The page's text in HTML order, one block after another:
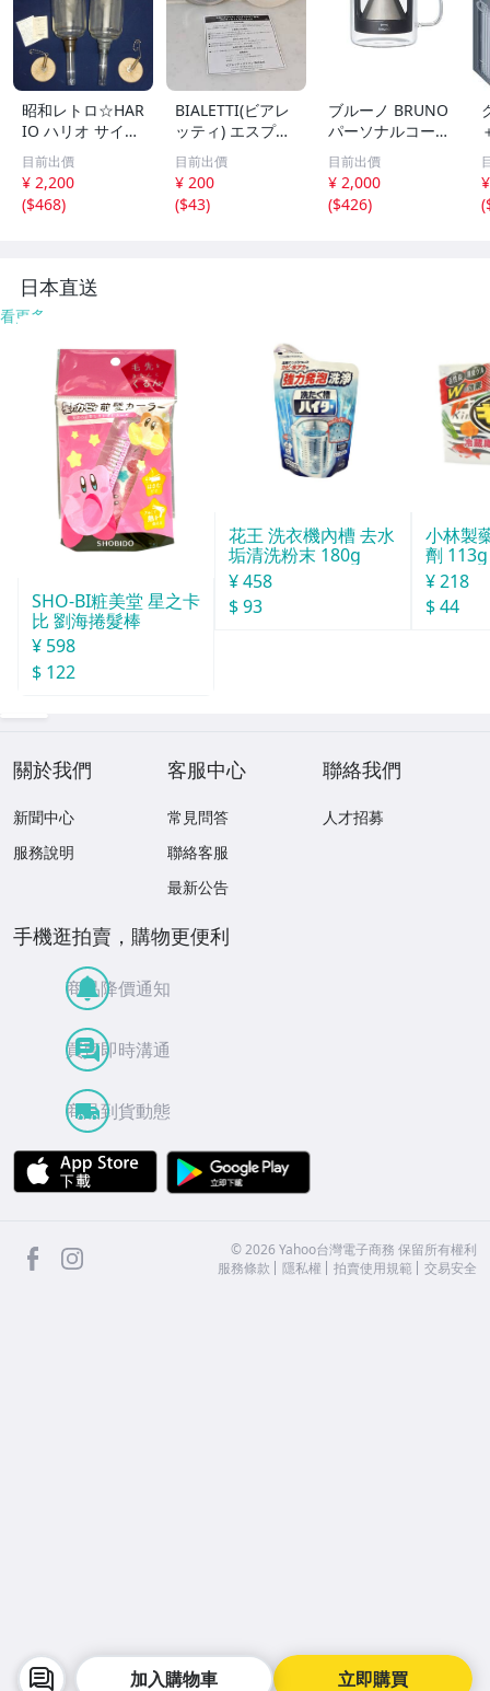
立即購買
加入購物車
昭和レトロ☆HAR
IO ハリオ サイホ
ン用上ボール 『T
CA -3』×2個 ☆
【未使用保管品】
喫茶店 珈琲サイ
目前出價
¥ 2,200
($468)
BIALETTI(ビアレ
ッティ) エスプレ
ッソメーカー 交
換用 パーツ モカ
エキスプレス 2カ
ップ用 パッキン&
目前出價
¥ 200
($43)
ブルーノ BRUNO
パーソナルコーヒ
ードリッパー ア
イボリー BHK244
-IV
目前出價
¥ 2,000
($426)
(
日本直送
看更多
SHO-BI粧美堂 星之卡
比 劉海捲髮棒
¥ 598
$ 122
花王 洗衣機內槽 去水
垢清洗粉末 180g
¥ 458
$ 93
小林製
劑 113g
¥ 218
$ 44
關於我們
新聞中心
服務說明
客服中心
常見問答
聯絡客服
最新公告
聯絡我們
人才招募
手機逛拍賣，購物更便利
商品降價通知
買賣即時溝通
商品到貨動態
APP Store
facebook ©2026 Yahoo台灣電子商務 保留所有權利
服務條款
隱私權 拍賣使用規範 交易安全